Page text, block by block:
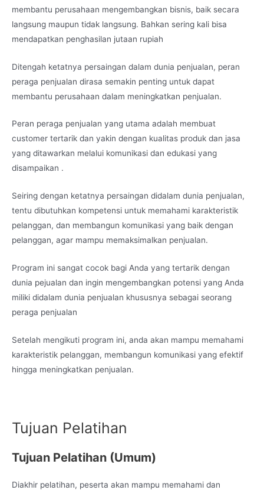
membantu perusahaan mengembangkan bisnis, baik secara
langsung maupun tidak langsung. Bahkan sering kali bisa
mendapatkan penghasilan jutaan rupiah
Ditengah ketatnya persaingan dalam dunia penjualan, peran
peraga penjualan dirasa semakin penting untuk dapat
membantu perusahaan dalam meningkatkan penjualan.
Peran peraga penjualan yang utama adalah membuat
customer tertarik dan yakin dengan kualitas produk dan jasa
yang ditawarkan melalui komunikasi dan edukasi yang
disampaikan .
Seiring dengan ketatnya persaingan didalam dunia penjualan,
tentu dibutuhkan kompetensi untuk memahami karakteristik
pelanggan, dan membangun komunikasi yang baik dengan
pelanggan, agar mampu memaksimalkan penjualan.
Program ini sangat cocok bagi Anda yang tertarik dengan
dunia pejualan dan ingin mengembangkan potensi yang Anda
miliki didalam dunia penjualan khususnya sebagai seorang
peraga penjualan
Setelah mengikuti program ini, anda akan mampu memahami
karakteristik pelanggan, membangun komunikasi yang efektif
hingga meningkatkan penjualan.
Tujuan Pelatihan
Tujuan Pelatihan (Umum)
Diakhir pelatihan, peserta akan mampu memahami dan